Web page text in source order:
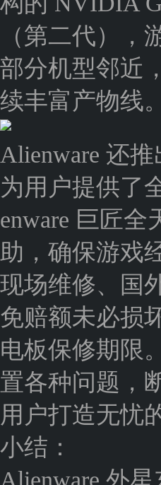
（第二代），
部分机型邻近
续丰富产物线。
Alienware 还
为用户提供了
enware 巨匠
助，确保游戏
现场维修、国
免赔额未必损
电板保修期限
置各种问题，
用户打造无忧
小结：
Alienware 外